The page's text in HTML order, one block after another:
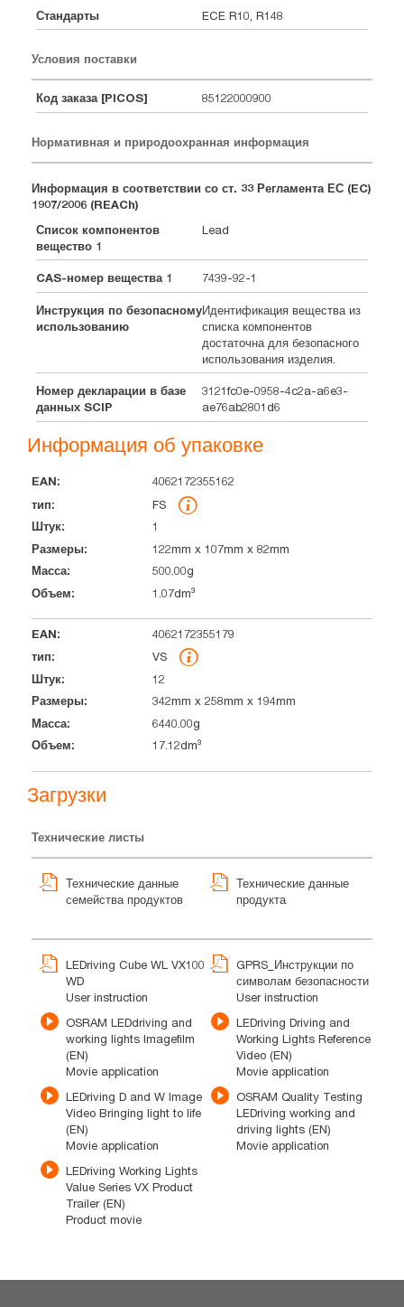
Стандарты ECE R10, R148
Условия поставки
Код заказа [PICOS] 85122000900
Нормативная и природоохранная информация
Информация в соответствии со ст. 33 Регламента ЕС (EC)
1907/2006 (REACh)
Список компонентов
вещество 1
Lead
CAS-номер вещества 1 7439-92-1
Инструкция по безопасному
использованию
Идентификация вещества из
списка компонентов
достаточна для безопасного
использования изделия.
Номер декларации в базе
данных SCIP
3121fc0e-0958-4c2a-a6e3-
ae76ab2801d6
Информация об упаковке
EAN Размеры Масса
4062172355162
FS
1
122mm x 107mm x 82mm
500.00g
1.07dm³
4062172355179
VS
12
342mm x 258mm x 194mm
6440.00g
17.12dm³
Загрузки
Технические листы
Технические данные
семейства продуктов
Технические данные
продукта
LEDriving Cube WL VX100
WD
User instruction
GPRS_Инструкции по
символам безопасности
User instruction
OSRAM LEDdriving and
working lights Imagefilm
(EN)
Movie application
LEDriving Driving and
Working Lights Reference
Video (EN)
Movie application
LEDriving D and W Image
Video Bringing light to life
(EN)
Movie application
OSRAM Quality Testing
LEDriving working and
driving lights (EN)
Movie application
LEDriving Working Lights
Value Series VX Product
Trailer (EN)
Product movie